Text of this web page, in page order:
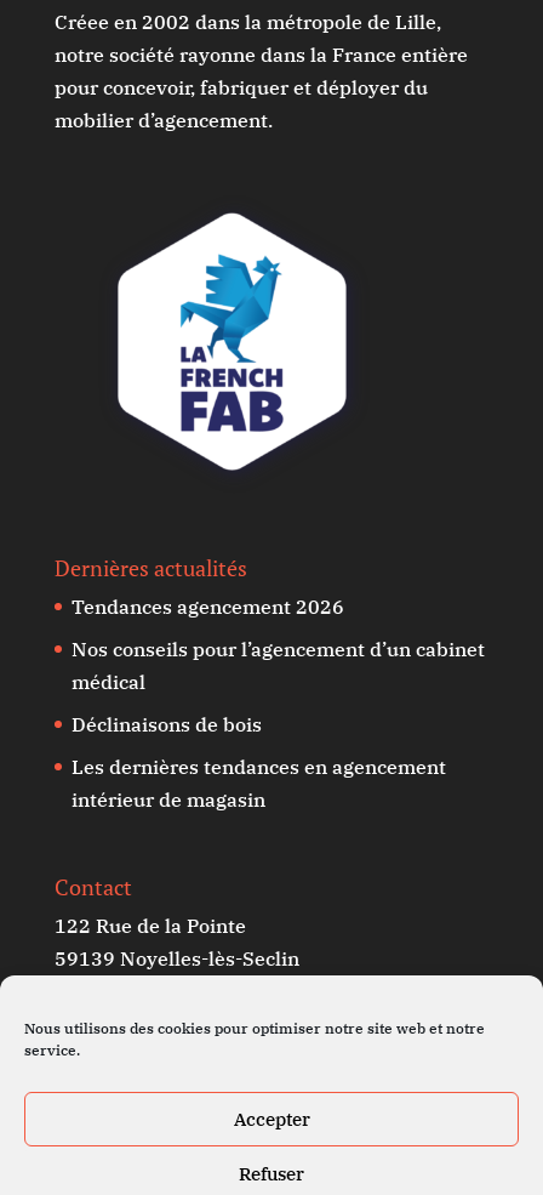
Nous utilisons des cookies pour optimiser notre site web et notre
service.
Accepter
Refuser
Créee en 2002 dans la métropole de Lille,
notre société rayonne dans la France entière
pour concevoir, fabriquer et déployer du
mobilier d’agencement.
Dernières actualités
Tendances agencement 2026
Nos conseils pour l’agencement d’un cabinet
médical
Déclinaisons de bois
Les dernières tendances en agencement
intérieur de magasin
Contact
122 Rue de la Pointe
59139 Noyelles-lès-Seclin
03 20 44 72 31